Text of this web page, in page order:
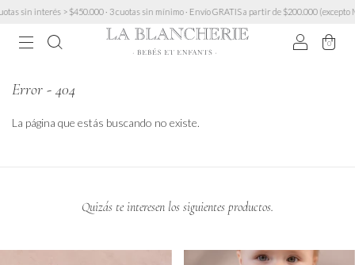
sin interés > $450.000 · 3 cuotas sin mínimo · Envío GRATIS a partir de $200.000 (excepto
0
Error - 404
La página que estás buscando no existe.
Quizás te interesen los siguientes productos.